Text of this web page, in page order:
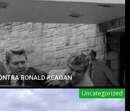
RONALD REAGAN
Uncategorized